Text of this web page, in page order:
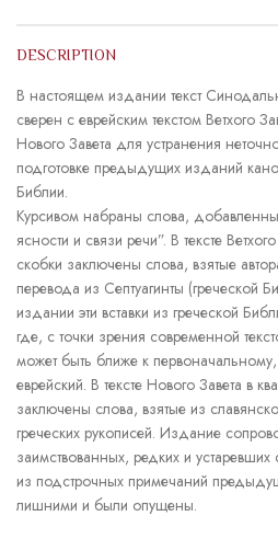
DESCRIPTION
В настоящем издании текст
сверен с еврейским текстом Ветхого
Нового Завета для устранения
подготовке предыдущих изданий
Библии.
Курсивом набраны слова,
ясности и связи речи”. В тексте
скобки заключены слова, взятые
перевода из Септуагинты (греческой
издании эти вставки из греческой
где, с точки зрения современной
может быть ближе к
еврейский. В тексте Нового Завета в
заключены слова, взятые из
греческих рукописей. Издание
заимствованных, редких и
из подстрочных примечаний
лишними и были опущены.